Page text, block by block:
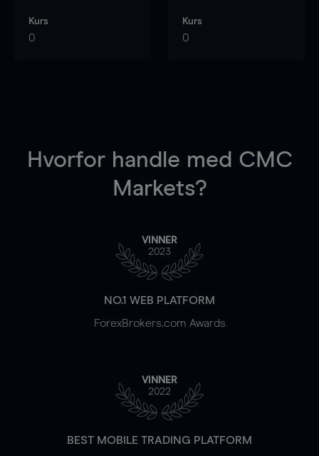
Kurs
0
Kurs
0
Hvorfor handle med CMC
Markets?
VINNER
2023
NO.1 WEB PLATFORM
ForexBrokers.com Awards
VINNER
2022
BEST MOBILE TRADING PLATFORM